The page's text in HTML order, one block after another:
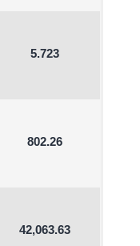
5.723
802.26
42,063.63